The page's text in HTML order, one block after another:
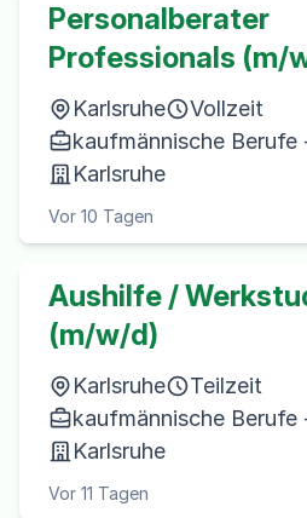
Personalberater
Professionals (m/
Karlsruhe
Vollzeit
kaufmännische Berufe
Karlsruhe
Vor 10 Tagen
Aushilfe /
(m/w/d)
Karlsruhe
Teilzeit
kaufmännische Berufe
Karlsruhe
Vor 11 Tagen